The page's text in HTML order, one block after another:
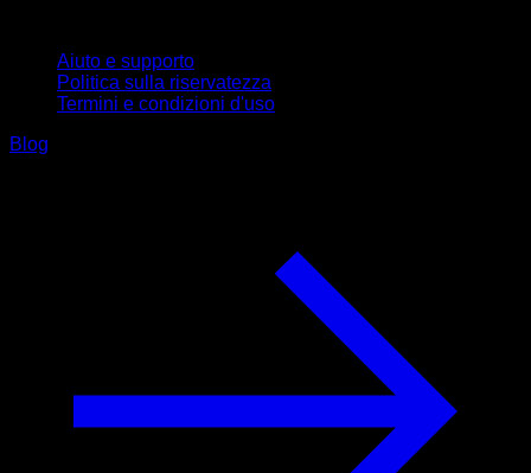
Aiuto e supporto
Politica sulla riservatezza
Termini e condizioni d'uso
Blog